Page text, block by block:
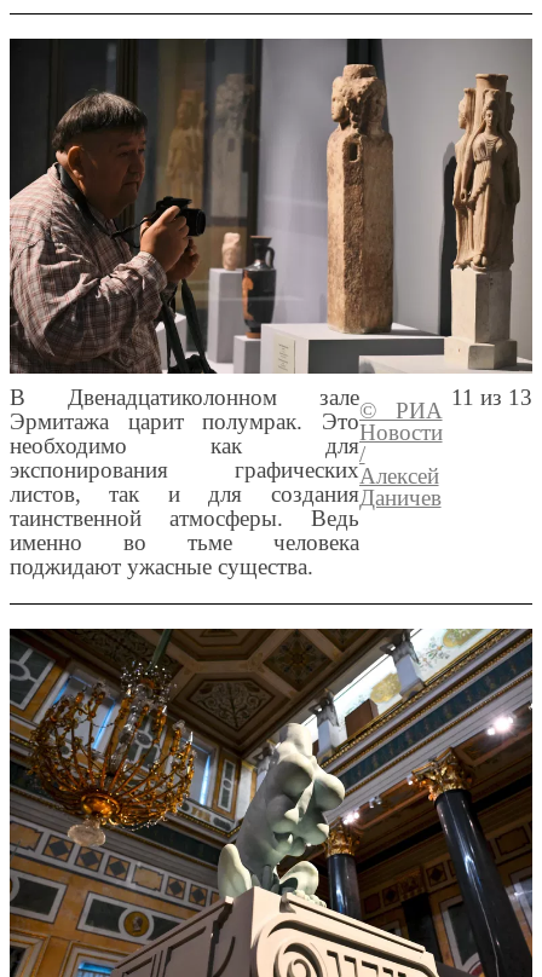
В Двенадцатиколонном зале
Эрмитажа царит полумрак. Это
необходимо как для
экспонирования графических
листов, так и для создания
таинственной атмосферы. Ведь
именно во тьме человека
поджидают ужасные существа.
© РИА
Новости
/
Алексей
Даничев
11 из 13